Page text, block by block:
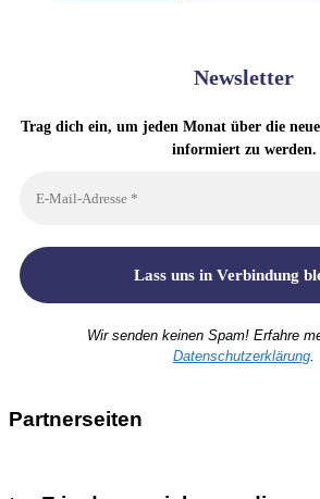
Newsletter
Trag dich ein, um jeden Monat über die
informiert zu werden.
Wir senden keinen Spam! Erfahre
Datenschutzerklärung
Partnerseiten